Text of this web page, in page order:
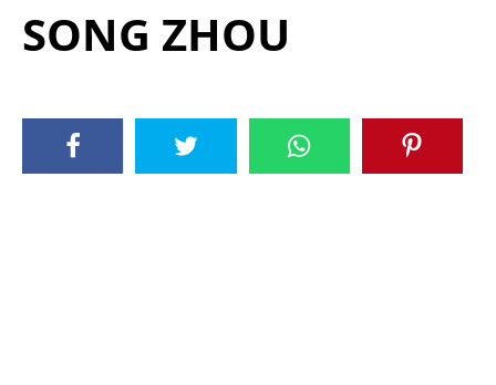
SONG ZHOU